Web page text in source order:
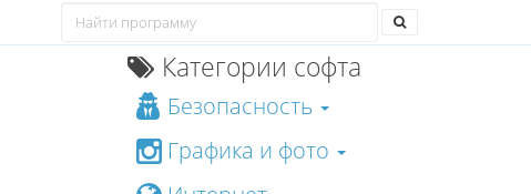
Категории софта
Безопасность
Графика и фото